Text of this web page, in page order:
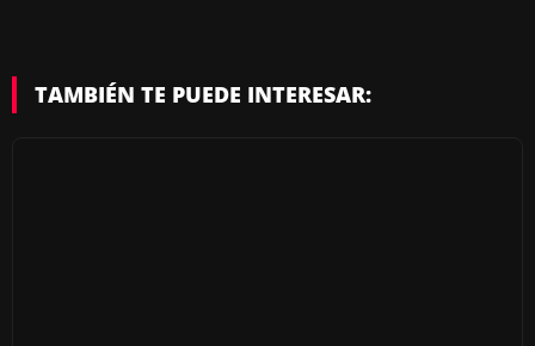
TAMBIÉN TE PUEDE INTERESAR: